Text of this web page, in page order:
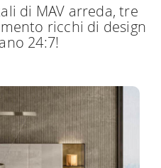
di MAV arreda, tre
ricchi di design
24:7!